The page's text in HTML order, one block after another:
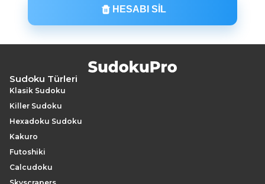
HESABI SIL
Sudoku Türleri
Klasik Sudoku
Killer Sudoku
Hexadoku Sudoku
Kakuro
Futoshiki
Calcudoku